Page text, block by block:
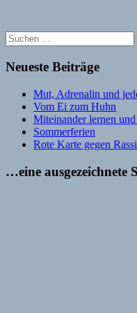
Neueste Beiträge
Mut, Adrenalin und
Vom Ei zum Huhn
Miteinander lernen und
Sommerferien
Rote Karte gegen
…eine ausgezeichnete